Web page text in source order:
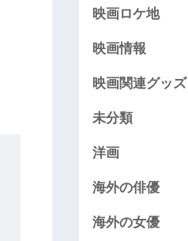
映画ロケ地
映画情報
映画関連グッズ
未分類
洋画
海外の俳優
海外の女優